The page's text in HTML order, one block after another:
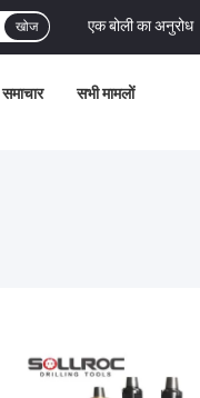
एक बोली का अनुरोध
खोज
समाचार सभी मामलों